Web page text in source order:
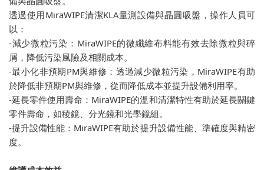
透過使用MiraWIPE清潔KLA量測設備與晶圓吸盤，操作人員可
以：
-減少微粒污染：MiraWIPE的微纖維布料能有效去除微粒與碎
屑，降低污染風險及相關成本。
-最小化非預期PM與維修：透過減少微粒污染，MiraWIPE有助
於降低非預期PM與維修，從而降低成本並提升設備利用率。
-延長零件使用壽命：MiraWIPE的溫和清潔特性有助於延長關鍵
零件壽命，如稜鏡、分光鏡和光學鏡組。
-提升設備性能：MiraWIPE有助於提升設備性能、準確度與精密
度。